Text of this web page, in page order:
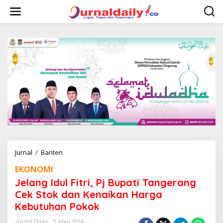
w
Jurnal / Banten
a
n
g
I
EKONOMI
Jelang Idul Fitri, Pj Bupati Tangerang
Cek Stok dan Kenaikan Harga
Kebutuhan Pokok
Jurnal Daily
5 April 2024